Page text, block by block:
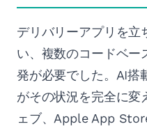
デリバリーアプリを立
い、複数のコードベー
発が必要でした。AI搭
がその状況を完全に変
ェブ、Apple App